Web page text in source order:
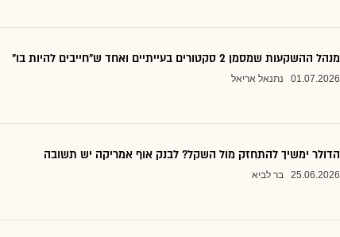
מנהל ההשקעות שמסמן 2 סקטורים בעייתיים ואחד ש"חייבים להיות בו"
01.07.2026 נתנאל אריאל
הדולר ימשיך להתחזק מול השקל? לבנק אוף אמריקה יש תשובה
25.06.2026 בר לביא